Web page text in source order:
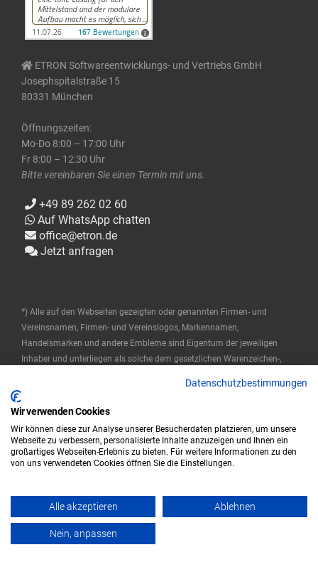
ETRON Softwareentwicklungs- und Vertriebs GmbH
Josephspitalstraße 15
80331 München
Öffnungszeiten:
Mo-Do 8:00 – 17:00 Uhr
Fr 8:00 – 12:30 Uhr
Bitte vereinbaren Sie einen Termin mit uns.
+49 89 262 02 60
Auf WhatsApp chatten
office@etron.de
Jetzt anfragen
*) Alle auf den Webseiten gezeigten oder genannten Firmen- und
Vereinsnamen, Firmen- und Vereinslogos, Markennamen,
Handelsmarken und andere Embleme sind Eigentum der jeweiligen
Inhaber und unterliegen als solche dem gesetzlichen Warenzeichen-,
stellen keine Zugehörigkeit durch die Markeninhaber dar.
© 2025 ETRON Softwareentwicklungs- und Vertriebs GmbH
Impressum | Datenschutz | AGB
© 2023 ETRON - Powered by ETRON - Webshop, Warenwirtschaft und
Kassensysteme
Datenschutzbestimmungen
Wir verwenden Cookies
Wir können diese zur Analyse unserer Besucherdaten platzieren, um unsere
Webseite zu verbessern, personalisierte Inhalte anzuzeigen und Ihnen ein
großartiges Webseiten-Erlebnis zu bieten. Für weitere Informationen zu den
von uns verwendeten Cookies öffnen Sie die Einstellungen.
Alle akzeptieren Ablehnen
Nein, anpassen